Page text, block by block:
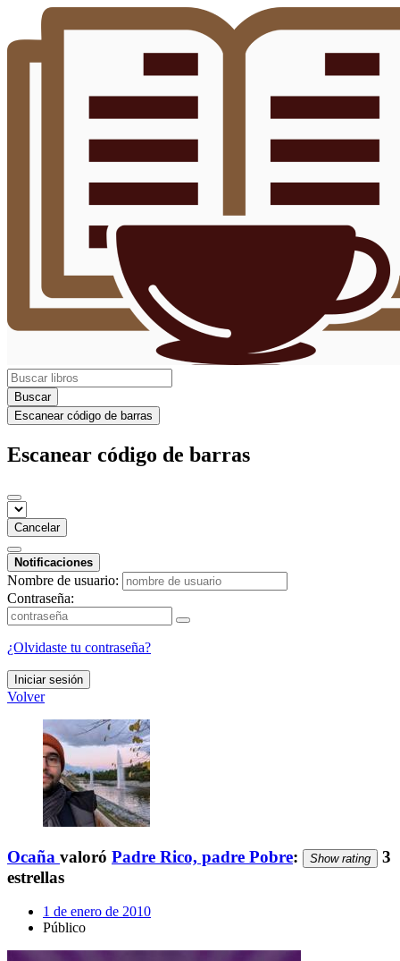
Buscar
Escanear código de barras
Escanear código de barras
Cancelar
Notificaciones
Nombre de usuario:
Contraseña:
¿Olvidaste tu contraseña?
Iniciar sesión
Volver
Ocaña valoró Padre Rico, padre Pobre: Show rating
3
estrellas
1 de enero de 2010
Público